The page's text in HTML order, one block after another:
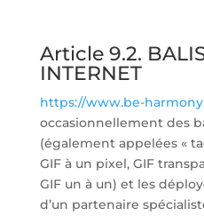
Article 9.2.
INTERNET
https://www.be-
occasionnellement des
(également appelées «
GIF à un pixel, GIF
GIF un à un) et les
d’un partenaire